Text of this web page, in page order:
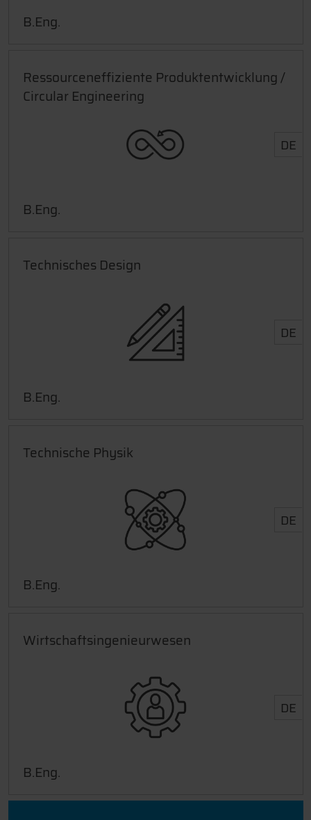
B.Eng.
Ressourceneffiziente Produktentwicklung /
Circular Engineering
DE
B.Eng.
Technisches Design
DE
B.Eng.
Technische Physik
DE
B.Eng.
Wirtschaftsingenieurwesen
DE
B.Eng.